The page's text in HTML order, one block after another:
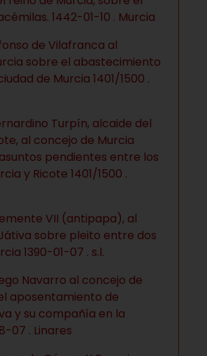
1442-01-10 . Murcia
de Vilafranca al
sobre el abastecimiento
de Murcia 1401/1500 .
Turpín, alcaide del
al concejo de Murcia
pendientes entre los
y Ricote 1401/1500 .
VII (antipapa), al
sobre pleito entre dos
1390-01-07 . s.l.
Navarro al concejo de
aposentamiento de
y su compañía en la
07 . Linares